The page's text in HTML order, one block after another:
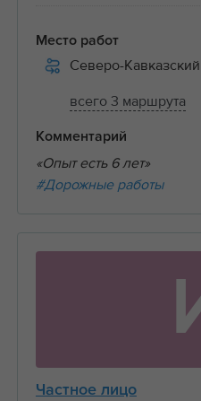
Место работ
Северо-Кавказский
всего 3 маршрута
Комментарий
«Опыт есть 6 лет»
#Дорожные работы
Частное лицо